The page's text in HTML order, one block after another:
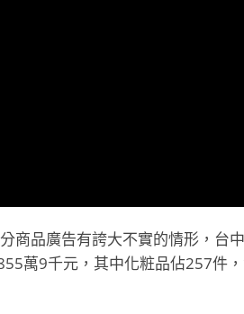
商品廣告有誇大不實的情形，台
萬9千元，其中化粧品佔257件